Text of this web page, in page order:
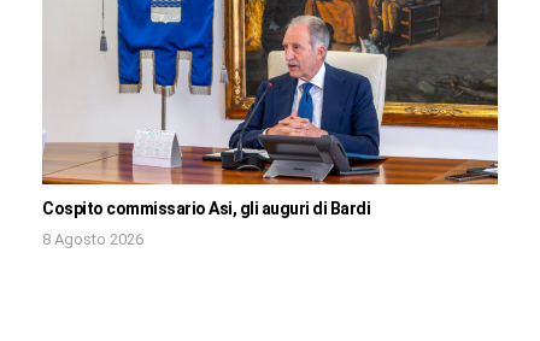
Cospito commissario Asi, gli auguri di Bardi
8 Agosto 2026